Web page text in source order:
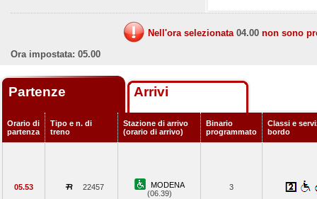
Nell'ora selezionata 04.00 non sono
Ora impostata: 05.00
Partenze Arrivi
Orario di
partenza
Tipo e n. di
treno
Stazione di arrivo
(orario di arrivo)
Binario
programmato
Classi e
bordo
05.53 22457
MODENA
(06.39)
3